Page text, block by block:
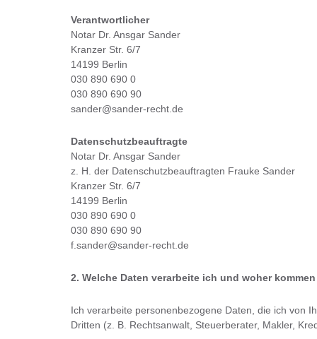
Verantwortlicher
Notar Dr. Ansgar Sander
Kranzer Str. 6/7
14199 Berlin
030 890 690 0
030 890 690 90
sander@sander-recht.de
Datenschutzbeauftragte
Notar Dr. Ansgar Sander
z. H. der Datenschutzbeauftragten Frauke Sander
Kranzer Str. 6/7
14199 Berlin
030 890 690 0
030 890 690 90
f.sander@sander-recht.de
2. Welche Daten verarbeite ich und woher
Ich verarbeite personenbezogene Daten, die ich von
Dritten (z. B. Rechtsanwalt, Steuerberater, Makler,